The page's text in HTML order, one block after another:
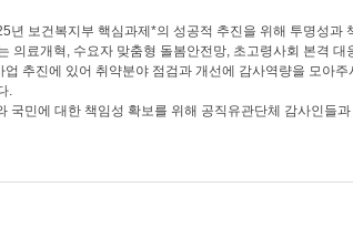
년 보건복지부 핵심과제*의 성공적 추진을 위해 투명성과
의료개혁, 수요자 맞춤형 돌봄안전망, 초고령사회 본격 대
추진에 있어 취약분야 점검과 개선에 감사역량을 모아
.
국민에 대한 책임성 확보를 위해 공직유관단체 감사인들